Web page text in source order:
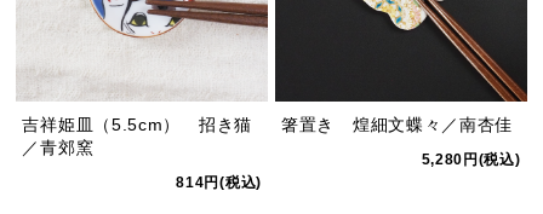
吉祥姫皿（5.5cm） 招き猫
／青郊窯
814円(税込)
箸置き 煌細文蝶々／南杏佳
5,280円(税込)